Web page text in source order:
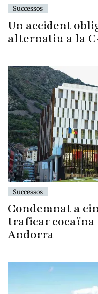
Successos
Un accident
alternatiu a la
Successos
Condemnat a
traficar cocaïna
Andorra